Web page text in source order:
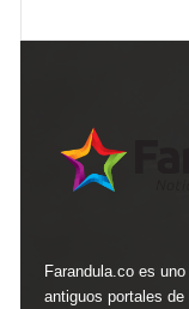
Farandula.co es
antiguos portales